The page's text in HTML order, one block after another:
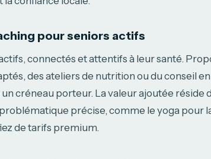
pour seniors actifs
connectés et attentifs à leur santé.
des ateliers de nutrition ou du conseil
créneau porteur. La valeur ajoutée réside
précise, comme le yoga pour
de tarifs premium.